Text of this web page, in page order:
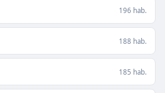
196 hab.
188 hab.
185 hab.